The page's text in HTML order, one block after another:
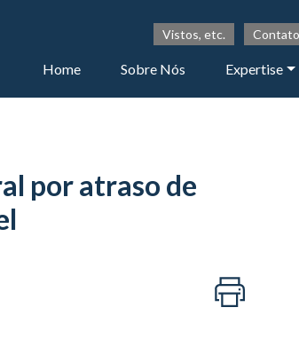
Vistos, etc. Contato
Home Sobre Nós Expertise
por atraso de